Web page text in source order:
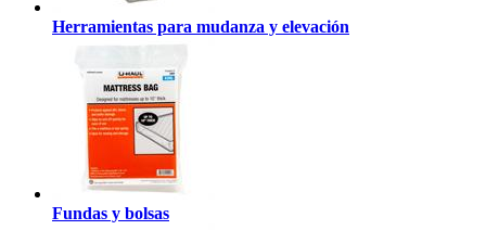
Herramientas para mudanza y elevación
Fundas y bolsas